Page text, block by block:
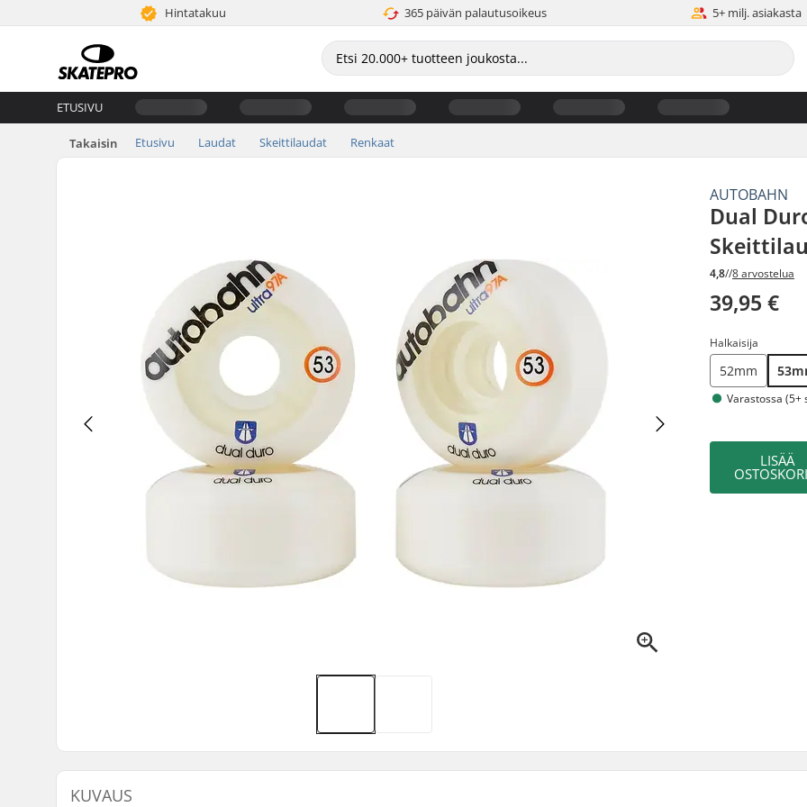
Hintatakuu 365 päivän palautusoikeus 5+ milj. asiakasta
ETUSIVU
Takaisin Etusivu Laudat Skeittilaudat Renkaat
AUTOBAHN
Dual
4,8//8 arvostelua
39,95 €
Halkaisija
52mm
Varastossa (5+
LISÄÄ
KUVAUS